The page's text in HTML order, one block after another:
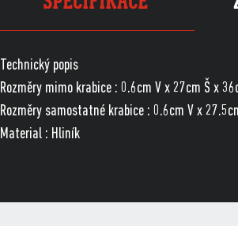
Technický popis
Rozměry mimo krabice : 0.6cm V x 27cm Š x
Rozměry samostatné krabice : 0.6cm V x
Material : Hliník